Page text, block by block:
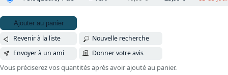
Ajouter au panier
Revenir à la liste
Nouvelle recherche
Envoyer à un ami
Donner votre avis
Vous préciserez vos quantités après avoir ajouté au panier.